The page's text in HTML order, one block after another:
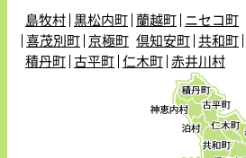
島牧村 黒松内町 蘭越町 ニセコ町
喜茂別町 京極町 倶知安町 共和町
積丹町 古平町 仁木町 赤井川村